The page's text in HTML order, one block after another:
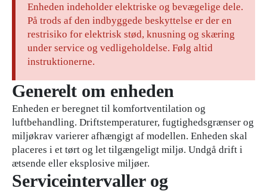
Enheden indeholder elektriske og bevægelige dele.
På trods af den indbyggede beskyttelse er der en
restrisiko for elektrisk stød, knusning og skæring
under service og vedligeholdelse. Følg altid
instruktionerne.
Generelt om enheden
Enheden er beregnet til komfortventilation og
luftbehandling. Driftstemperaturer, fugtighedsgrænser og
miljøkrav varierer afhængigt af modellen. Enheden skal
placeres i et tørt og let tilgængeligt miljø. Undgå drift i
ætsende eller eksplosive miljøer.
Serviceintervaller og